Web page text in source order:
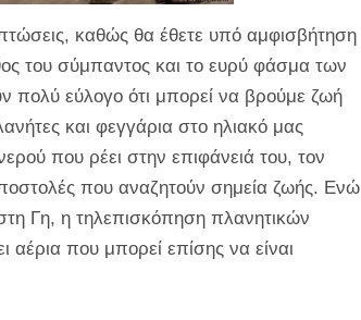
καθώς θα έθετε υπό αμφισβήτηση
του σύμπαντος και το ευρύ φάσμα των
πολύ εύλογο ότι μπορεί να βρούμε ζωή
και φεγγάρια στο ηλιακό μας
που ρέει στην επιφάνειά του, τον
που αναζητούν σημεία ζωής. Ενώ
Γη, η τηλεπισκόπηση πλανητικών
που μπορεί επίσης να είναι